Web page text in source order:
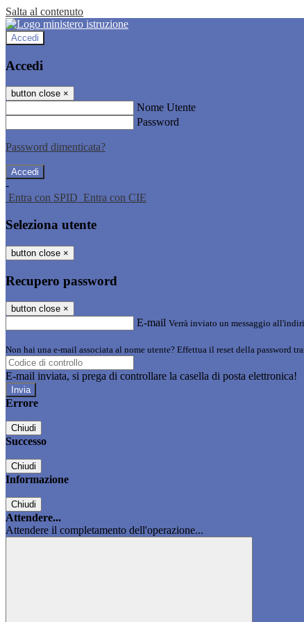
Salta al contenuto
Accedi
Accedi
button close ×
Nome Utente
Password
Password dimenticata?
-
Entra con SPID Entra con CIE
Seleziona utente
button close ×
Recupero password
button close ×
E-mail Verrà inviato un messaggio
Non hai una e-mail associata al nome utente? Effettua il reset della password
E-mail inviata, si prega di controllare la casella di posta elettronica!
Errore
Chiudi
Successo
Chiudi
Informazione
Chiudi
Attendere...
Attendere il completamento dell'operazione...